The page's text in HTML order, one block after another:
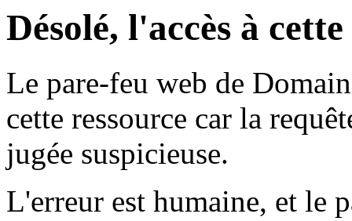
Désolé, l'accès à
Le pare-feu web de
cette ressource car la
jugée suspicieuse.
L'erreur est humaine, et le